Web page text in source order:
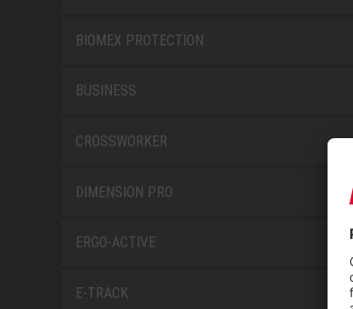
BIOMEX PROTECTION
BUSINESS
CROSSWORKER
DIMENSION PRO
ERGO-ACTIVE
E-TRACK